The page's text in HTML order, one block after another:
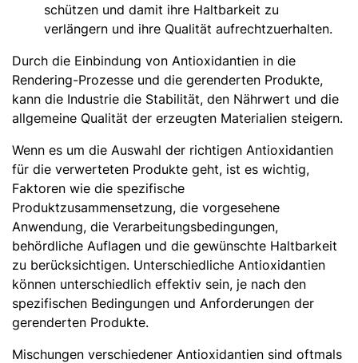
schützen und damit ihre Haltbarkeit zu
verlängern und ihre Qualität aufrechtzuerhalten.
Durch die Einbindung von Antioxidantien in die
Rendering-Prozesse und die gerenderten Produkte,
kann die Industrie die Stabilität, den Nährwert und die
allgemeine Qualität der erzeugten Materialien steigern.
Wenn es um die Auswahl der richtigen Antioxidantien
für die verwerteten Produkte geht, ist es wichtig,
Faktoren wie die spezifische
Produktzusammensetzung, die vorgesehene
Anwendung, die Verarbeitungsbedingungen,
behördliche Auflagen und die gewünschte Haltbarkeit
zu berücksichtigen. Unterschiedliche Antioxidantien
können unterschiedlich effektiv sein, je nach den
spezifischen Bedingungen und Anforderungen der
gerenderten Produkte.
Mischungen verschiedener Antioxidantien sind oftmals